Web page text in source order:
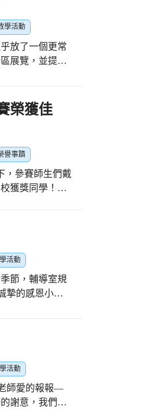
學活動
放了一個更常
展覽，並提醒
，擺出來令人
榮獲佳
譽事蹟
，參賽師生們戴
獲獎同學！
蓉老師、趙盈
活動
節，輔導室規
摯的感恩小
活動
師愛的報報—
謝意，我們一